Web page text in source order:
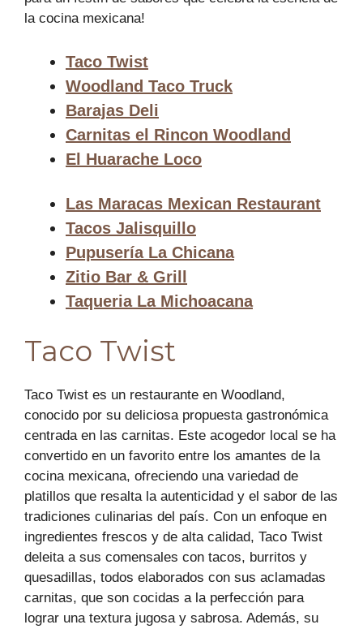
la cocina mexicana!
Taco Twist
Woodland Taco Truck
Barajas Deli
Carnitas el Rincon Woodland
El Huarache Loco
Las Maracas Mexican Restaurant
Tacos Jalisquillo
Pupusería La Chicana
Zitio Bar & Grill
Taqueria La Michoacana
Taco Twist
Taco Twist es un restaurante en Woodland,
conocido por su deliciosa propuesta gastronómica
centrada en las carnitas. Este acogedor local se ha
convertido en un favorito entre los amantes de la
cocina mexicana, ofreciendo una variedad de
platillos que resalta la autenticidad y el sabor de las
tradiciones culinarias del país. Con un enfoque en
ingredientes frescos y de alta calidad, Taco Twist
deleita a sus comensales con tacos, burritos y
quesadillas, todos elaborados con sus aclamadas
carnitas, que son cocidas a la perfección para
lograr una textura jugosa y sabrosa. Además, su